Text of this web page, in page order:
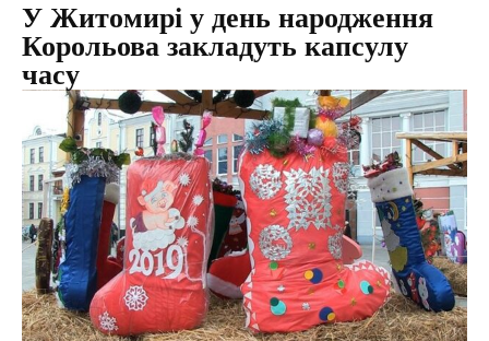
У Житомирі у день народження
Корольова закладуть капсулу
часу